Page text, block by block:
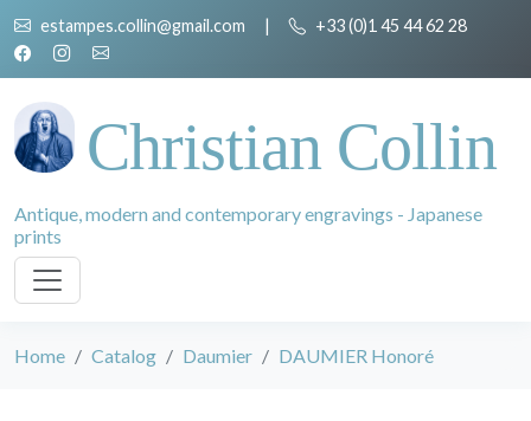
estampes.collin@gmail.com | +33 (0)1 45 44 62 28
Christian Collin
Antique, modern and contemporary engravings - Japanese
prints
Home Catalog Daumier DAUMIER Honoré